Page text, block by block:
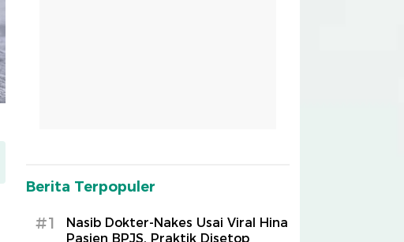
Berita Terpopuler
#1
Nasib Dokter-Nakes Usai Viral Hina
Pasien BPJS, Praktik Disetop